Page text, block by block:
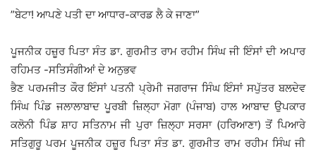
”ਬੇਟਾ! ਆਪਣੇ ਪਤੀ ਦਾ ਆਧਾਰ-ਕਾਰਡ ਲੈ ਕੇ ਜਾਣਾ”
ਪੂਜਨੀਕ ਹਜ਼ੂਰ ਪਿਤਾ ਸੰਤ ਡਾ. ਗੁਰਮੀਤ ਰਾਮ ਰਹੀਮ ਸਿੰਘ ਜੀ ਇੰਸਾਂ ਦੀ ਅਪਾਰ
ਰਹਿਮਤ -ਸਤਿਸੰਗੀਆਂ ਦੇ ਅਨੁਭਵ
ਭੈਣ ਪਰਮਜੀਤ ਕੌਰ ਇੰਸਾਂ ਪਤਨੀ ਪ੍ਰੇਮੀ ਜਗਰਾਜ ਸਿੰਘ ਇੰਸਾਂ ਸਪੁੱਤਰ ਬਲਦੇਵ
ਸਿੰਘ ਪਿੰਡ ਜਲਾਲਾਬਾਦ ਪੂਰਬੀ ਜ਼ਿਲ੍ਹਾ ਮੋਗਾ (ਪੰਜਾਬ) ਹਾਲ ਆਬਾਦ ਉਪਕਾਰ
ਕਲੋਨੀ ਪਿੰਡ ਸ਼ਾਹ ਸਤਿਨਾਮ ਜੀ ਪੁਰਾ ਜ਼ਿਲ੍ਹਾ ਸਰਸਾ (ਹਰਿਆਣਾ) ਤੋਂ ਪਿਆਰੇ
ਸਤਿਗੁਰੂ ਪਰਮ ਪੂਜਨੀਕ ਹਜ਼ੂਰ ਪਿਤਾ ਸੰਤ ਡਾ. ਗੁਰਮੀਤ ਰਾਮ ਰਹੀਮ ਸਿੰਘ ਜੀ